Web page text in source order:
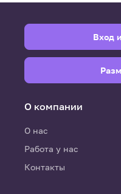
О компании
О нас
Работа у нас
Контакты
Вход